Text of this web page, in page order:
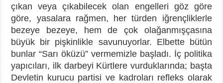
çıkan veya çıkabilecek olan engelleri göz göre
göre, yasalara rağmen, her türden iğrençliklerle
bezeye bezeye, hem de çok olağanmışçasına
büyük bir pişkinlikle savunuyorlar. Elbette bütün
bunlar “Sarı öküzü” vermemizle başladı. İç politika
yapıcıları, ilk darbeyi Kürtlere vurduklarında; başta
Devletin kurucu partisi ve kadroları refleks olarak